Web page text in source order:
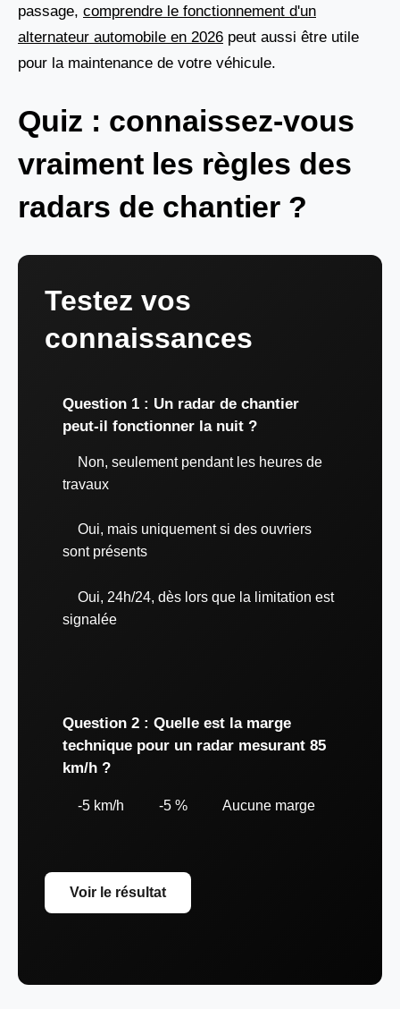
passage, comprendre le fonctionnement d'un
alternateur automobile en 2026 peut aussi être utile
pour la maintenance de votre véhicule.
Quiz : connaissez-vous
vraiment les règles des
radars de chantier ?
Testez vos
connaissances
Question 1 : Un radar de chantier
peut-il fonctionner la nuit ?
Non, seulement pendant les heures de
travaux
Oui, mais uniquement si des ouvriers
sont présents
Oui, 24h/24, dès lors que la limitation est
signalée
Question 2 : Quelle est la marge
technique pour un radar mesurant 85
km/h ?
-5 km/h -5 % Aucune marge
Voir le résultat